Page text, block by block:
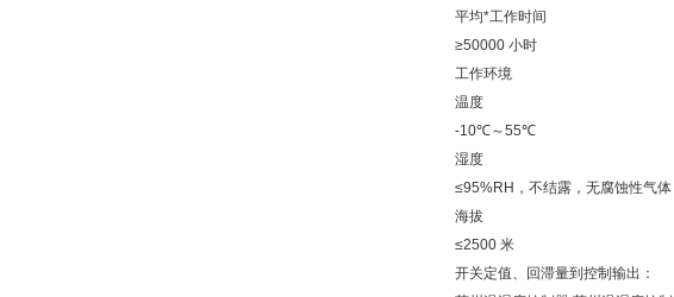
平均*工作时间
≥50000 小时
工作环境
温度
-10℃～55℃
湿度
≤95%RH，不结露，无腐蚀性气体
海拔
≤2500 米
开关定值、回滞量到控制输出：